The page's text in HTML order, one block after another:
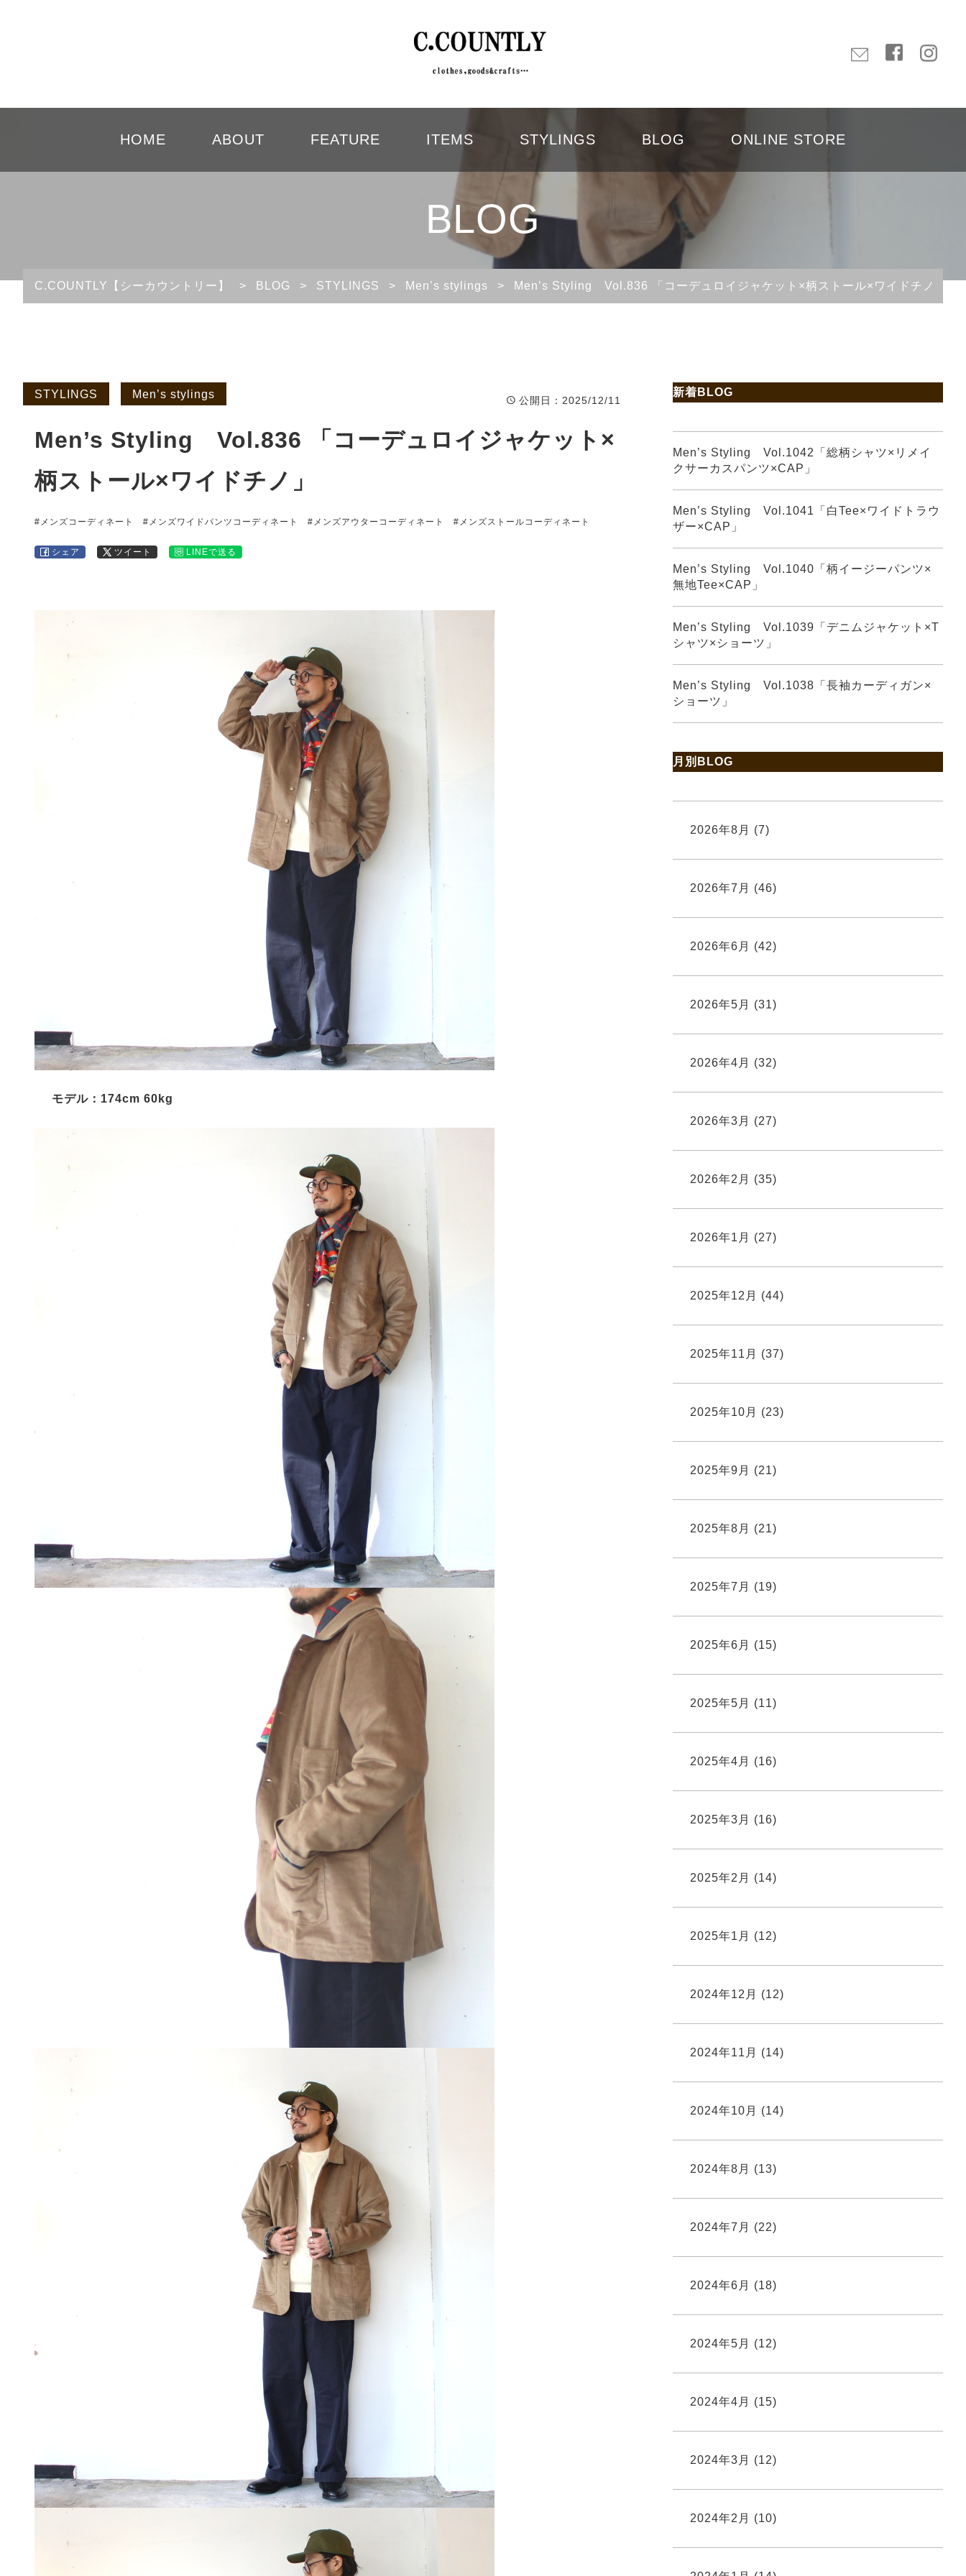
HOME ABOUT FEATURE ITEMS STYLINGS BLOG ONLINE STORE
BLOG
C.COUNTLY【シーカウントリー】 > BLOG > STYLINGS > Men’s stylings > Men’s Styling Vol.836 「コーデュロイジャケット×柄ストール×ワイドチノ」
STYLINGS Men’s stylings
公開日 ：2025/12/11
Men’s Styling Vol.836 「コーデュロイジャケット×
柄ストール×ワイドチノ」
#メンズコーディネート #メンズワイドパンツコーディネート #メンズアウターコーディネート #メンズストールコーディネート
シェア ツイート LINEで送る
モデル：174cm 60kg
新着BLOG
Men’s Styling Vol.1042「総柄シャツ×リメイ
クサーカスパンツ×CAP」
Men’s Styling Vol.1041「白Tee×ワイドトラウ
ザー×CAP」
Men’s Styling Vol.1040「柄イージーパンツ×
無地Tee×CAP」
Men’s Styling Vol.1039「デニムジャケット×T
シャツ×ショーツ」
Men’s Styling Vol.1038「長袖カーディガン×
ショーツ」
月別BLOG
2026年8月 (7)
2026年7月 (46)
2026年6月 (42)
2026年5月 (31)
2026年4月 (32)
2026年3月 (27)
2026年2月 (35)
2026年1月 (27)
2025年12月 (44)
2025年11月 (37)
2025年10月 (23)
2025年9月 (21)
2025年8月 (21)
2025年7月 (19)
2025年6月 (15)
2025年5月 (11)
2025年4月 (16)
2025年3月 (16)
2025年2月 (14)
2025年1月 (12)
2024年12月 (12)
2024年11月 (14)
2024年10月 (14)
2024年8月 (13)
2024年7月 (22)
2024年6月 (18)
2024年5月 (12)
2024年4月 (15)
2024年3月 (12)
2024年2月 (10)